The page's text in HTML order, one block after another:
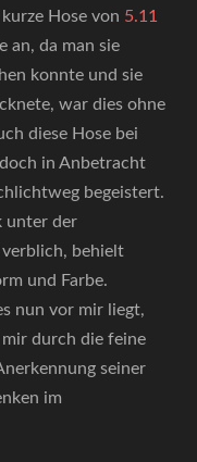
Hose von 5.11
an, da man sie
konnte und sie
war dies ohne
diese Hose bei
in Anbetracht
begeistert.
unter der
verblich, behielt
und Farbe.
nun vor mir liegt,
mir durch die feine
seiner
im